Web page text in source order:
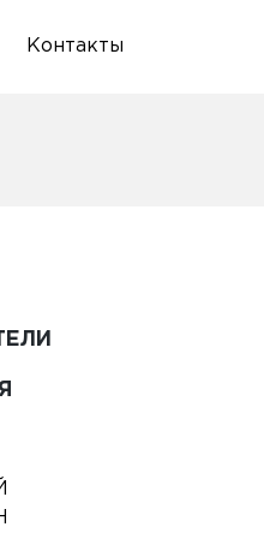
Контакты